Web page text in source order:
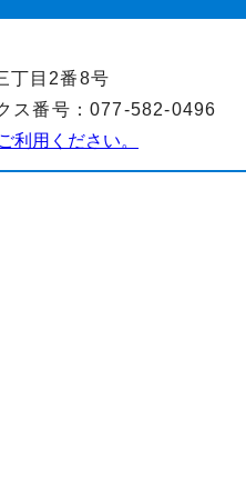
丁目2番8号
ス番号：077-582-0496
利用ください。